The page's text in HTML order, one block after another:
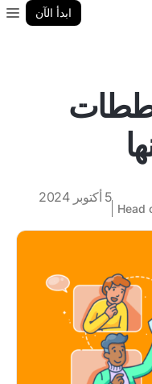
ابدأ الآن
Head
5 أكتوبر 2024